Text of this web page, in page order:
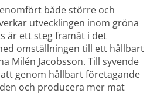
både större och
utvecklingen inom gröna
är ett steg framåt i det
omställningen till ett hållbart
Milén Jacobsson. Till syvende
genom hållbart företagande
och producera mer mat